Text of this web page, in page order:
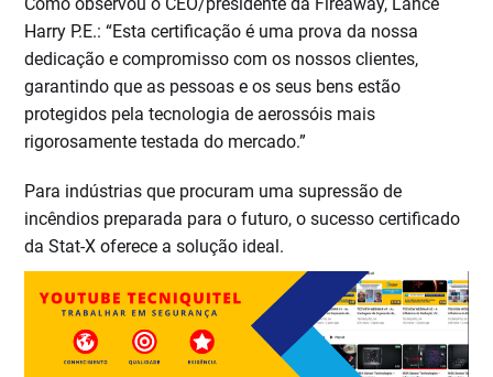
Harry P.E.: “Esta certificação é uma prova da nossa
dedicação e compromisso com os nossos clientes,
garantindo que as pessoas e os seus bens estão
protegidos pela tecnologia de aerossóis mais
rigorosamente testada do mercado.”
Para indústrias que procuram uma supressão de
incêndios preparada para o futuro, o sucesso certificado
da Stat-X oferece a solução ideal.